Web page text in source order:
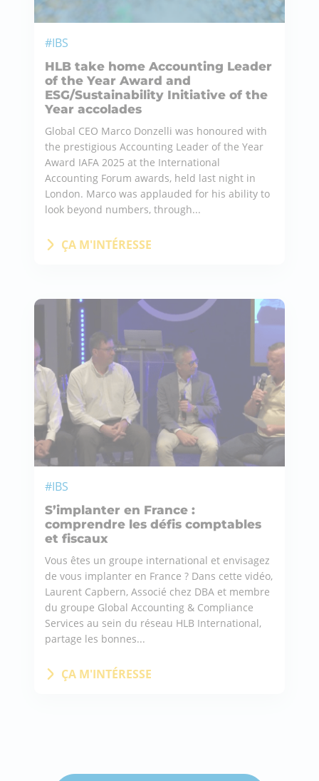
#IBS
HLB take home Accounting Leader
of the Year Award and
ESG/Sustainability Initiative of the
Year accolades
Global CEO Marco Donzelli was honoured with
the prestigious Accounting Leader of the Year
Award IAFA 2025 at the International
Accounting Forum awards, held last night in
London. Marco was applauded for his ability to
look beyond numbers, through...
ÇA M'INTÉRESSE
#IBS
S’implanter en France :
comprendre les défis comptables
et fiscaux
Vous êtes un groupe international et envisagez
de vous implanter en France ? Dans cette vidéo,
Laurent Capbern, Associé chez DBA et membre
du groupe Global Accounting & Compliance
Services au sein du réseau HLB International,
partage les bonnes...
ÇA M'INTÉRESSE